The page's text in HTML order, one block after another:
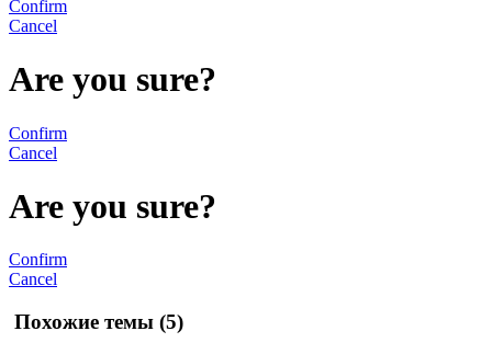
Confirm
Cancel
Are you sure?
Confirm
Cancel
Are you sure?
Confirm
Cancel
Похожие темы (5)